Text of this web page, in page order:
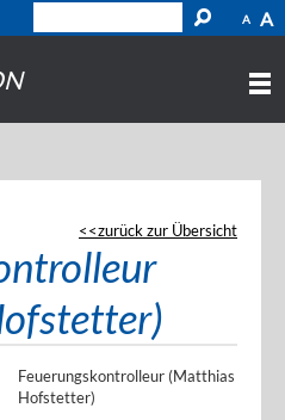
A A
zurück zur Übersicht
Feuerungskontrolleur (Matthias
Hofstetter)